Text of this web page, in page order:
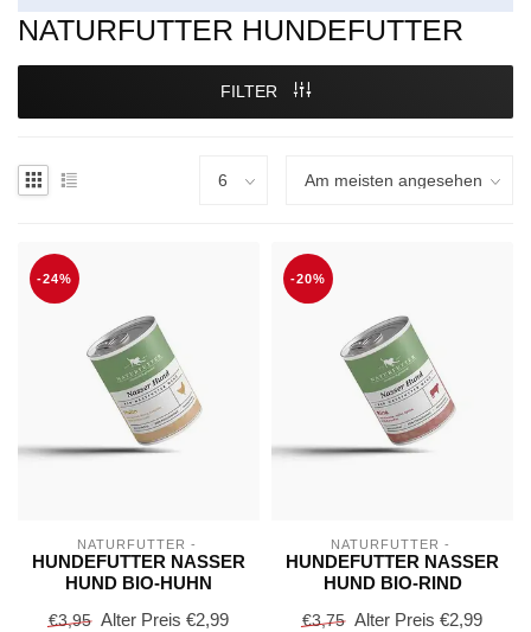
NATURFUTTER HUNDEFUTTER
FILTER
-24%
NATURFUTTER -
HUNDEFUTTER NASSER
HUND BIO-HUHN
€3,95 Alter Preis €2,99
-20%
NATURFUTTER -
HUNDEFUTTER NASSER
HUND BIO-RIND
€3,75 Alter Preis €2,99